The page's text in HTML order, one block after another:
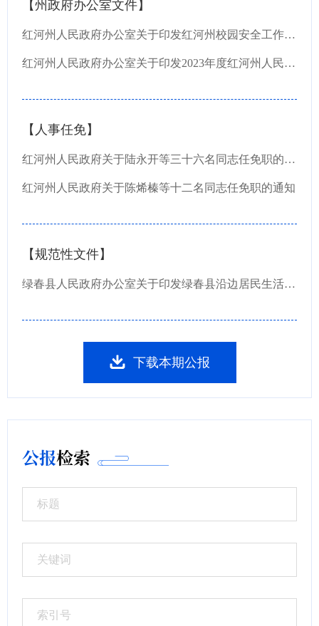
【州政府办公室文件】
红河州人民政府办公室关于印发红河州校园安全工作情况报告审议意见处理方案的通知
红河州人民政府办公室关于印发2023年度红河州人民政府重大行政决策事项目录的通知
【人事任免】
红河州人民政府关于陆永开等三十六名同志任免职的通知
红河州人民政府关于陈烯榛等十二名同志任免职的通知
【规范性文件】
绿春县人民政府办公室关于印发绿春县沿边居民生活补助管理办法的通知
下载本期公报
公报检索